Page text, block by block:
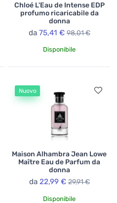
Chloé L'Eau de Intense EDP
profumo ricaricabile da
donna
da 75,41 € 98,01 €
Disponibile
Nuovo
Maison Alhambra Jean Lowe
Maître Eau de Parfum da
donna
da 22,99 € 29,91 €
Disponibile